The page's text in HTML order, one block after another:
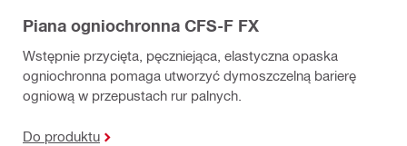
Piana ogniochronna CFS-F FX
Wstępnie przycięta, pęczniejąca, elastyczna opaska
ogniochronna pomaga utworzyć dymoszczelną barierę
ogniową w przepustach rur palnych.
Do produktu